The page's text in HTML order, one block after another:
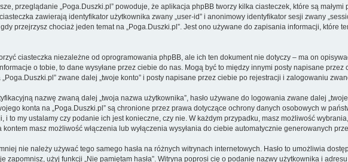
przeglądanie „Poga.Duszki.pl” powoduje, że aplikacja phpBB tworzy kilka ciasteczek, które są
zawierają identyfikator użytkownika zwany „user-id” i anonimowy identyfikator sesji zwany
przejrzysz chociaż jeden temat na „Poga.Duszki.pl”. Jest ono używane do zapisania informacji, które
ciasteczka niezależne od oprogramowania phpBB, ale ich ten dokument nie dotyczy – ma on
o tobie, to dane wysyłane przez ciebie do nas. Mogą być to między innymi posty napisane
zwane dalej „twoje konto” i posty napisane przez ciebie po rejestracji i zalogowaniu
nazwę zwaną dalej „twoja nazwa użytkownika”, hasło używane do logowania zwane dalej
konta na „Poga.Duszki.pl” są chronione przez prawa dotyczące ochrony danych osobowych w
to my ustalamy czy podanie ich jest konieczne, czy nie. W każdym przypadku, masz możliwość
masz możliwość włączenia lub wyłączenia wysyłania do ciebie automatycznie generowanych
nie należy używać tego samego hasła na różnych witrynach internetowych. Hasło to umożliwia
je zapomnisz, użyj funkcji „Nie pamiętam hasła”. Witryna poprosi cię o podanie nazwy użytkownika i